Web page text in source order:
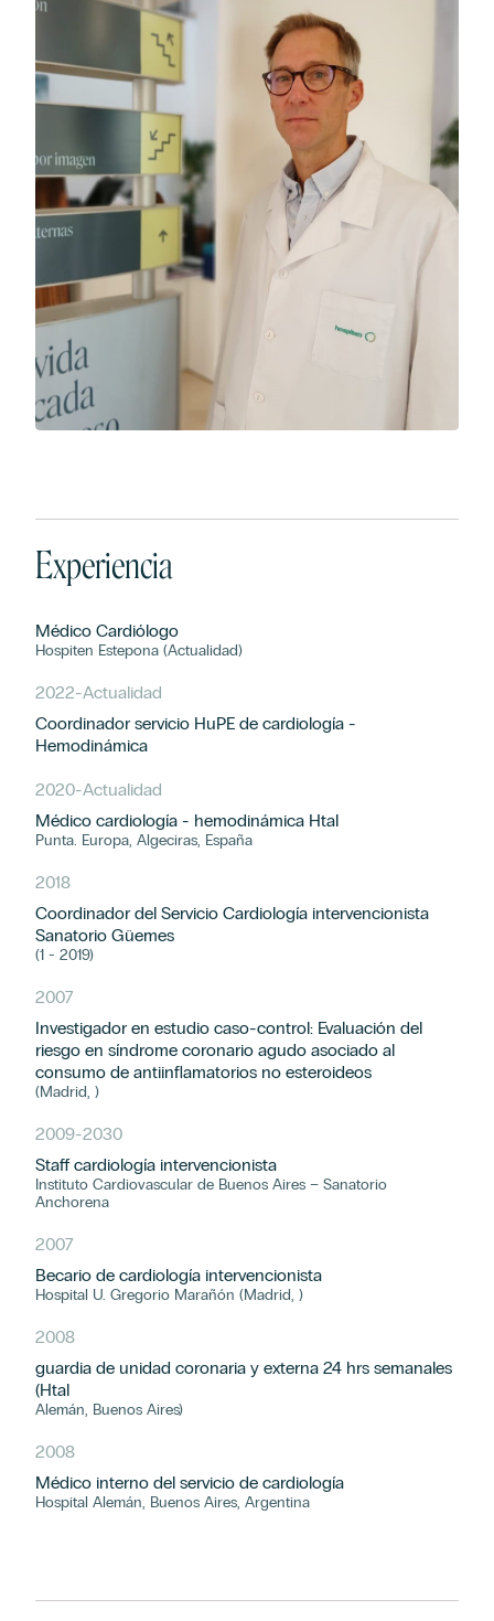
Experiencia
Médico Cardiólogo
Hospiten Estepona (Actualidad)
2022-Actualidad
Coordinador servicio HuPE de cardiología -
Hemodinámica
2020-Actualidad
Médico cardiología - hemodinámica Htal
Punta. Europa, Algeciras, España
2018
Coordinador del Servicio Cardiología intervencionista
Sanatorio Güemes
(1 - 2019)
2007
Investigador en estudio caso-control: Evaluación del
riesgo en síndrome coronario agudo asociado al
consumo de antiinflamatorios no esteroideos
(Madrid, )
2009-2030
Staff cardiología intervencionista
Instituto Cardiovascular de Buenos Aires – Sanatorio
Anchorena
2007
Becario de cardiología intervencionista
Hospital U. Gregorio Marañón (Madrid, )
2008
guardia de unidad coronaria y externa 24 hrs semanales
(Htal
Alemán, Buenos Aires)
2008
Médico interno del servicio de cardiología
Hospital Alemán, Buenos Aires, Argentina